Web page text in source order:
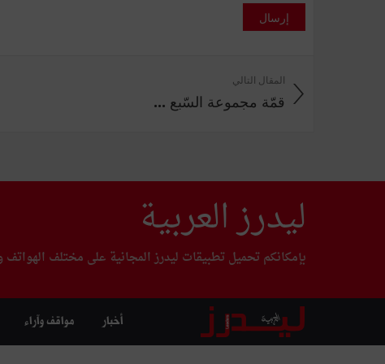
إرسال
المقال التالي
قمّة مجموعة السّبع ...
ليدرز العربية
بإمكانكم تحميل تطبيقات ليدرز المجانية على مختلف الهواتف
أخبار مواقف وآراء